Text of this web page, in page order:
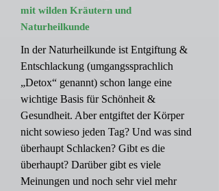
mit wilden Kräutern und
Naturheilkunde
In der Naturheilkunde ist Entgiftung &
Entschlackung (umgangssprachlich
„Detox“ genannt) schon lange eine
wichtige Basis für Schönheit &
Gesundheit. Aber entgiftet der Körper
nicht sowieso jeden Tag? Und was sind
überhaupt Schlacken? Gibt es die
überhaupt? Darüber gibt es viele
Meinungen und noch sehr viel mehr